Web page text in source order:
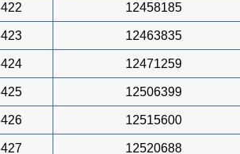
422 12458185
423 12463835
424 12471259
425 12506399
426 12515600
427 12520688